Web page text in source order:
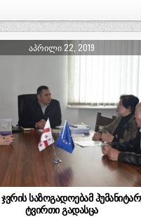
ᲐᲞᲠᲘᲚᲘ 22, 2019
საზოგადოებამ
ტვირთი გადასცა